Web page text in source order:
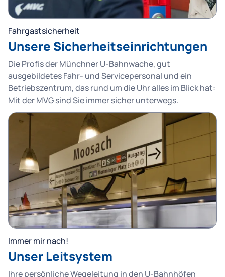
Fahrgastsicherheit
Unsere Sicherheitseinrichtungen
Die Profis der Münchner U-Bahnwache, gut
ausgebildetes Fahr- und Servicepersonal und ein
Betriebszentrum, das rund um die Uhr alles im Blick hat:
Mit der MVG sind Sie immer sicher unterwegs.
Immer mir nach!
Unser Leitsystem
Ihre persönliche Wegeleitung in den U-Bahnhöfen